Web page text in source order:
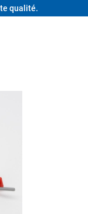
qualité.